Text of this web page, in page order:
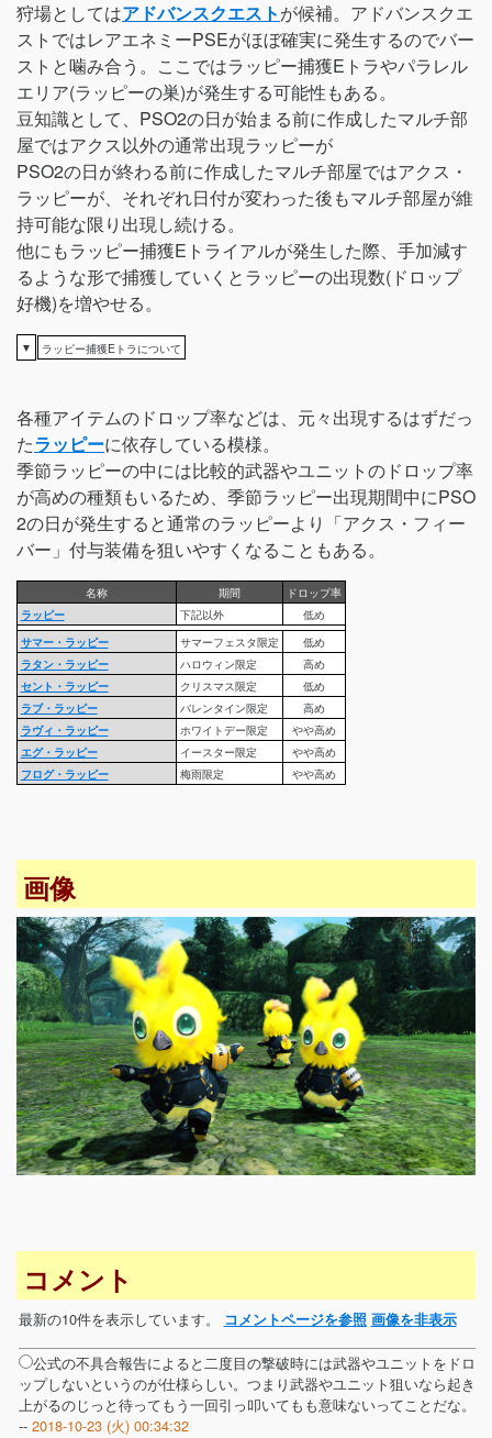
狩場としてはアドバンスクエストが候補。アドバンスクエ
ストではレアエネミーPSEがほぼ確実に発生するのでバー
ストと噛み合う。ここではラッピー捕獲Eトラやパラレル
エリア(ラッピーの巣)が発生する可能性もある。
豆知識として、PSO2の日が始まる前に作成したマルチ部
屋ではアクス以外の通常出現ラッピーが
PSO2の日が終わる前に作成したマルチ部屋ではアクス・
ラッピーが、それぞれ日付が変わった後もマルチ部屋が維
持可能な限り出現し続ける。
他にもラッピー捕獲Eトライアルが発生した際、手加減す
るような形で捕獲していくとラッピーの出現数(ドロップ
好機)を増やせる。
▼ ラッピー捕獲Eトラについて
各種アイテムのドロップ率などは、元々出現するはずだっ
たラッピーに依存している模様。
季節ラッピーの中には比較的武器やユニットのドロップ率
が高めの種類もいるため、季節ラッピー出現期間中にPSO
2の日が発生すると通常のラッピーより「アクス・フィー
バー」付与装備を狙いやすくなることもある。
名称 期間
ドロップ率
ラッピー
下記以外
低め
サマー・ラッピー
サマーフェスタ限定
低め
ラタン・ラッピー
ハロウィン限定
高め
セント・ラッピー
クリスマス限定
低め
ラブ・ラッピー
バレンタイン限定
高め
ラヴィ・ラッピー
ホワイトデー限定
やや高め
エグ・ラッピー
イースター限定
やや高め
フログ・ラッピー
梅雨限定 やや高め
画像
コメント
最新の10件を表示しています。 コメントページを参照 画像を非表示
公式の不具合報告によると二度目の撃破時には武器やユニットをドロ
ップしないというのが仕様らしい。つまり武器やユニット狙いなら起き
上がるのじっと待ってもう一回引っ叩いてもも意味ないってことだな。
-- 2018-10-23 (火) 00:34:32